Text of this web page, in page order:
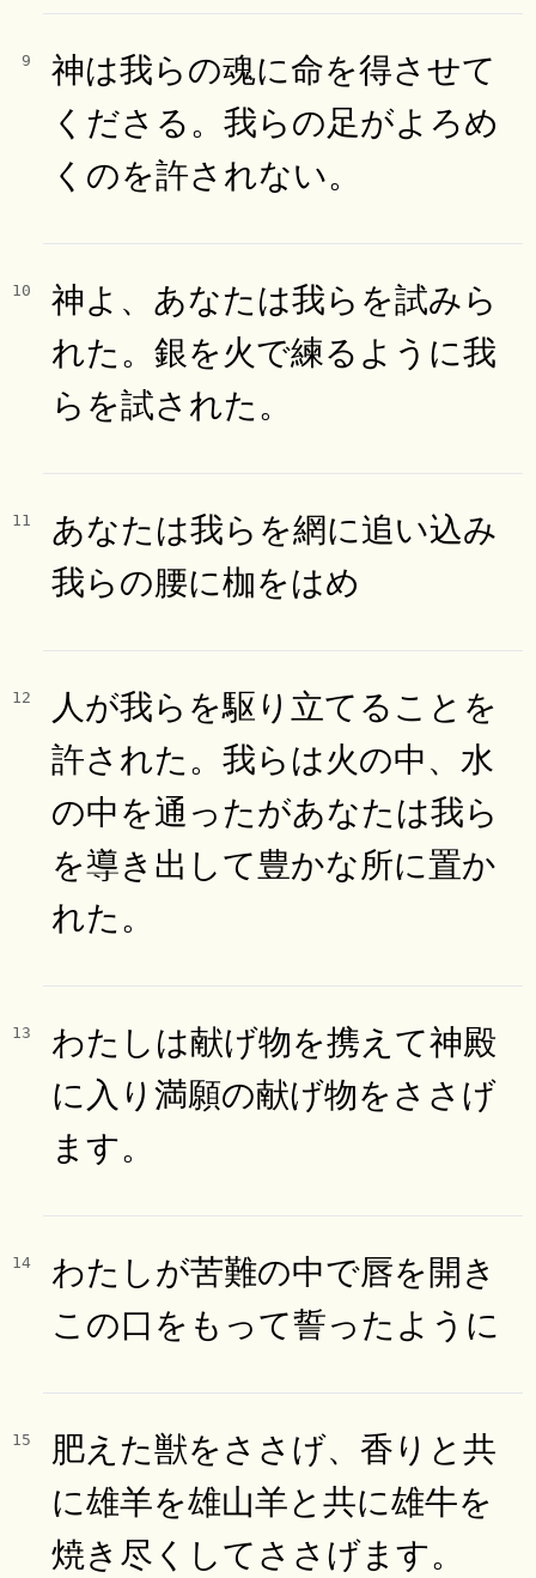
9
神は我らの魂に命を得させて
くださる。我らの足がよろめ
くのを許されない。
10
神よ、あなたは我らを試みら
れた。銀を火で練るように我
らを試された。
11
あなたは我らを網に追い込み
我らの腰に枷をはめ
12
人が我らを駆り立てることを
許された。我らは火の中、水
の中を通ったがあなたは我ら
を導き出して豊かな所に置か
れた。
13
わたしは献げ物を携えて神殿
に入り満願の献げ物をささげ
ます。
14
わたしが苦難の中で唇を開き
この口をもって誓ったように
15
肥えた獣をささげ、香りと共
に雄羊を雄山羊と共に雄牛を
焼き尽くしてささげます。